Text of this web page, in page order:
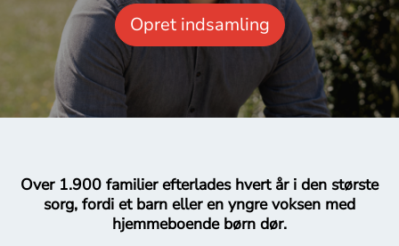
Opret indsamling
Over 1.900 familier efterlades hvert år i den største
sorg, fordi et barn eller en yngre voksen med
hjemmeboende børn dør.